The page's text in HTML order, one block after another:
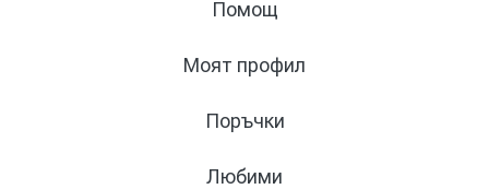
Помощ
Моят профил
Поръчки
Любими